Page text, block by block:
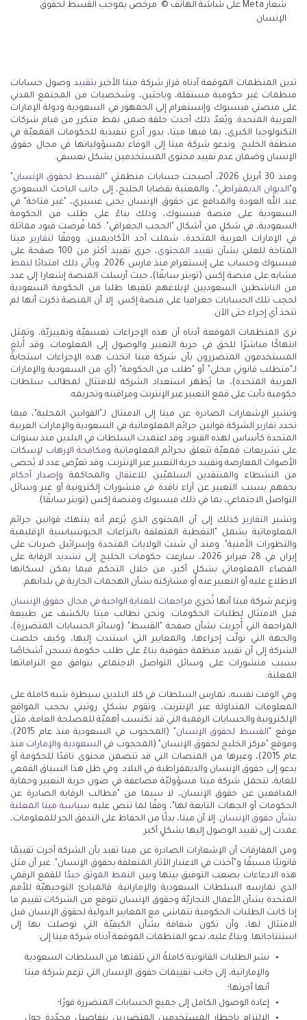
شعار Meta على شاشة الهاتف © مرخص بموجب القسط لحقوق
الإنسان
تدين المنظمات الموقعة أدناه قرار شركة ميتا الأخير بتقييد وصول حسابات
منظمات غير حكومية مستقلة، وباحثين، وشخصيات من المجتمع المدني
على منصتي فيسبوك وإنستغرام إلى الجمهور في السعودية ودولة الإمارات
العربية المتحدة. ويُعدّ ذلك أحدث حلقة ضمن نمط متكرر من قيام شركات
التكنولوجيا الكبرى، بما فيها ميتا، بدور أذرع تنفيذية للحكومات القمعيّة في
منطقة الخليج. وندعو شركة ميتا إلى الوفاء بمسؤولياتها في مجال حقوق
الإنسان وضمان عدم تقييد محتوى المستخدمين بشكل تعسفي.
ومنذ 30 أبريل 2026، أصبحت حسابات منظمتي " القسط لحقوق الإنسان"
و"الديوان الديمقراطي"، والمعنية بقضايا الخليج، إلى جانب الباحث السعودي
عبد الله العودة والمدافع عن حقوق الإنسان يحيى عسيري، "غير متاحة" في
السعودية على منصة فيسبوك، وذلك بناءً على طلب من الحكومة
السعودية، في شكلٍ من أشكال "الحجب الجغرافي". كما فُرضت قيود مماثلة
في الإمارات العربية المتحدة، شملت أحد الأكاديميين. ووفقًا لتقارير ميتا
المتاحة للعلن بشأن تقييد المحتوى
، جرى تقييد أكثر من 100 صفحة على
فيسبوك وحساب على إنستغرام منذ مارس 2026. ويأتي ذلك امتدادًا
لنمط
مشابه على منصة إكس (تويتر سابقًا)، حيث أرسلت المنصة إشعارا إلى عدد
من الناشطين السعوديين لإبلاغهم تلقيها طلبا من الحكومة السعودية
لحجب تلك الحسابات جغرافيا على منصة إكس. إلا أن المنصة ذكرت أنها لم
تتخذ أي إجراء حتى الآن.
ترى المنظمات الموقعة أدناه أن هذه الإجراءات تعسفيّة وتمييزيّة، وتمثل
انتهاكًا مباشرًا للحق في حرية التعبير والوصول إلى المعلومات. وقد أُبلغ
المستخدمون المتضررون بأن شركة ميتا اتخذت هذه الإجراءات استجابةً
لـ"متطلب قانوني محلي" أو "طلب من الحكومة" (أي من السعودية والإمارات
العربية المتحدة)، ما يُظهر استعداد الشركة للامتثال لمطالب سلطات
حكومية دأبت على قمع التعبير عبر الإنترنت ومراقبته وتجريمه.
وتشير الإشعارات الصادرة عن ميتا إلى الامتثال لـ"القوانين المحلية"، فيما
تحدد تقارير الشركة قوانين جرائم المعلوماتية في السعودية والإمارات العربية
المتحدة كأساس لهذه القيود. وقد اعتمدت السلطات في البلدين منذ سنوات
على تشريعات قمعيّة تتعلق بجرائم المعلوماتية ومكافحة الإرهاب لإسكات
الأصوات المعارضة وتقييد حرية التعبير عبر الإنترنت. وقد تعرّض عدد لا يُحصى
من النشطاء والمنتقدين السلميّين للاعتقال والمحاكمة
وإصدار أحكام
بحقهم بسبب التعبير عن آراء ناقدة في منشورات إلكترونية أو عبر وسائل
التواصل الاجتماعي، بما في ذلك فيسبوك ومنصة إكس (تويتر سابقًا).
وتشير التقارير كذلك إلى أن المحتوى الذي يُزعم أنه ينتهك قوانين جرائم
المعلوماتية يشمل "التغطية المتعلقة بالنزاعات الجيوسياسية الإقليمية
والتطورات الأمنية". ومنذ أن شنت الولايات المتحدة وإسرائيل ضربات على
إيران في 28 فبراير 2026، سارعت حكومات الخليج إلى
تشديدالرقابة على
الفضاء المعلوماتي بشكلٍ أكبر، من خلال التحكم فيما يمكن لسكانها
الاطلاع عليه أو التعبير عنه أو مشاركته بشأن الهجمات الجارية في بلدانهم.
وتزعم شركة ميتا أنها تُجري مراجعات للعناية الواجبة في مجال حقوق الإنسان
قبل الامتثال لطلبات الحكومات. ونحن نطالب ميتا بالكشف عن طبيعة
المراجعة التي أُجريت بشأن صفحة "القسط" (وسائر الحسابات المتضررة)،
والجهة التي تولّت إجراءها، والمعايير التي استندت إليها، وكيف خلصت
الشركة إلى أن تقييد منظمة حقوقية بناءً على طلب حكومة تسجن أشخاصًا
بسبب منشورات على وسائل التواصل الاجتماعي يتوافق مع التزاماتها
المعلنة.
وفي الوقت نفسه، تمارس السلطات في كلا البلدين سيطرة شبه كاملة على
المعلومات المتداولة عبر الإنترنت، وتقوم بشكلٍ روتيني بحجب المواقع
الإلكترونية والحسابات الرقمية التي قد تكتسب أهميّة للمصلحة العامة، مثل
موقع " القسط لحقوق الإنسان
" (المحجوب في السعودية منذ عام 2015)،
وموقع "مركز الخليج لحقوق الإنسان" (المحجوب في السعودية والإمارات منذ
عام 2015)، وغيرها من المنصات التي قد تتضمن محتوى ناقدًا للحكومة أو
يدعو إلى حقوق الإنسان والديمقراطية في البلاد. وفي ظل هذا السياق القمعي
للغاية، تتحمل شركة ميتا مسؤوليّة مضاعفة في صون حرية التعبير وحماية
المدافعين عن حقوق الإنسان، لا سيما من "مطالب الرقابة الصادرة عن
الحكومات أو الجهات التابعة لها"، وفقًا لما تنص عليه سياسة ميتا المعلنة
بشأن حقوق الإنسان. إلا أن ميتا، بدلًا من الحفاظ على التدفق الحر للمعلومات،
عمدت إلى تقييد الوصول إليها بشكلٍ أكبر.
ومن المفارقات أن الإشعارات الصادرة عن ميتا تفيد بأن الشركة أجرت تقييمًا
قانونيًا مسبقًا و"أخذت في الاعتبار الآثار المتعلقة بحقوق الإنسان". غير أن مثل
هذه الادعاءات يصعب التوفيق بينها وبين النمط الموثق جيدًا للقمع الرقمي
الذي تمارسه السلطات السعودية والإماراتية. فالمبادئ التوجيهيّة للأمم
المتحدة بشأن الأعمال التجاريّة وحقوق الإنسان تتوقع من الشركات تقييم ما
إذا كانت الطلبات الحكومية تتماشى مع المعايير الدولية لحقوق الإنسان قبل
الامتثال لها، وأن تكون شفافة بشأن الكيفيّة التي توصلت بها إلى
استنتاجاتها. وبناءً عليه، تدعو المنظمات الموقعة أدناه شركة ميتا إلى:
نشر الطلبات القانونية كاملةً التي تلقتها من السلطات السعودية
والإماراتية، إلى جانب تقييمات حقوق الإنسان التي تزعم شركة ميتا
أنها أجرتها؛
إعادة الوصول الكامل إلى جميع الحسابات المتضررة فورًا؛